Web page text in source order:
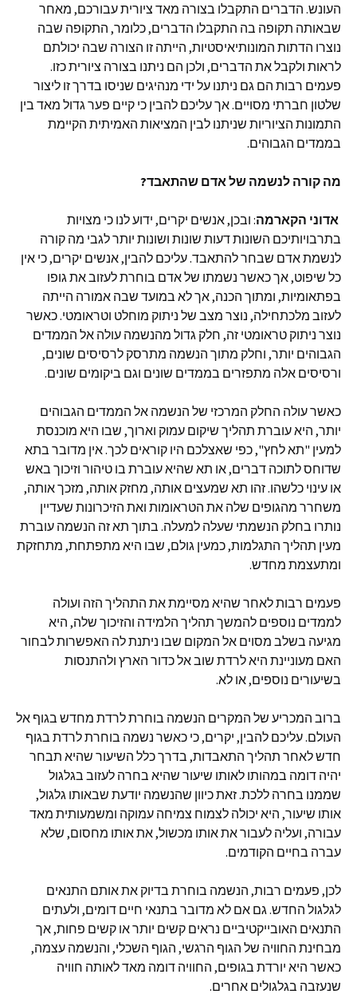
העונש. הדברים התקבלו בצורה מאד ציורית עבורכם, מאחר
שבאותה תקופה בה התקבלו הדברים, כלומר, התקופה שבה
נוצרו הדתות המונותיאיסטיות, הייתה זו הצורה שבה יכולתם
לראות ולקבל את הדברים, ולכן הם ניתנו בצורה ציורית כזו.
פעמים רבות הם גם ניתנו על ידי מנהיגים שניסו בדרך זו ליצור
שלטון חברתי מסויים. אך עליכם להבין כי קיים פער גדול מאד בין
התמונות הציוריות שניתנו לבין המציאות האמיתית הקיימת
בממדים הגבוהים.
מה קורה לנשמה של אדם שהתאבד?
אדוני הקארמה: ובכן, אנשים יקרים, ידוע לנו כי מצויות
בתרבויותיכם השונות דעות שונות ושונות יותר לגבי מה קורה
לנשמת אדם שבחר להתאבד. עליכם להבין, אנשים יקרים, כי אין
כל שיפוט, אך כאשר נשמתו של אדם בוחרת לעזוב את גופו
בפתאומיות, ומתוך הכנה, אך לא במועד שבה אמורה הייתה
לעזוב מלכתחילה, נוצר מצב של ניתוק מוחלט וטראומטי. כאשר
נוצר ניתוק טראומטי זה, חלק גדול מהנשמה עולה אל הממדים
הגבוהים יותר, וחלק מתוך הנשמה מתרסק לרסיסים שונים,
ורסיסים אלה מתפזרים בממדים שונים וגם ביקומים שונים.
כאשר עולה החלק המרכזי של הנשמה אל הממדים הגבוהים
יותר, היא עוברת תהליך שיקום עמוק וארוך, שבו היא מוכנסת
למעין "תא לחץ", כפי שאצלכם היו קוראים לכך. אין מדובר בתא
שדוחס לתוכה דברים, או תא שהיא עוברת בו טיהור וזיכוך באש
או עינוי כלשהו. זהו תא שמעצים אותה, מחזק אותה, מזכך אותה,
משחרר מהגופים שלה את הטראומות ואת הזיכרונות שעדיין
נותרו בחלק הנשמתי שעלה למעלה. בתוך תא זה הנשמה עוברת
מעין תהליך התגלמות, כמעין גולם, שבו היא מתפתחת, מתחזקת
ומתעצמת מחדש.
פעמים רבות לאחר שהיא מסיימת את התהליך הזה ועולה
לממדים נוספים להמשך תהליך הלמידה והזיכוך שלה, היא
מגיעה בשלב מסוים אל המקום שבו ניתנת לה האפשרות לבחור
האם מעוניינת היא לרדת שוב אל כדור הארץ ולהתנסות
בשיעורים נוספים, או לא.
ברוב המכריע של המקרים הנשמה בוחרת לרדת מחדש בגוף אל
העולם. עליכם להבין, יקרים, כי כאשר נשמה בוחרת לרדת בגוף
חדש לאחר תהליך התאבדות, בדרך כלל השיעור שהיא תבחר
יהיה דומה במהותו לאותו שיעור שהיא בחרה לעזוב בגלגול
שממנו בחרה ללכת. זאת כיוון שהנשמה יודעת שבאותו גלגול,
אותו שיעור, היא יכולה לצמוח צמיחה עמוקה ומשמעותית מאד
עבורה, ועליה לעבור את אותו מכשול, את אותו מחסום, שלא
עברה בחיים הקודמים.
לכן, פעמים רבות, הנשמה בוחרת בדיוק את אותם התנאים
לגלגול החדש. גם אם לא מדובר בתנאי חיים דומים, ולעתים
התנאים האובייקטיביים נראים קשים יותר או קשים פחות, אך
מבחינת החוויה של הגוף הרגשי, הגוף השכלי, והנשמה עצמה,
כאשר היא יורדת בגופים, החוויה דומה מאד לאותה חוויה
שנעזבה בגלגולים אחרים.